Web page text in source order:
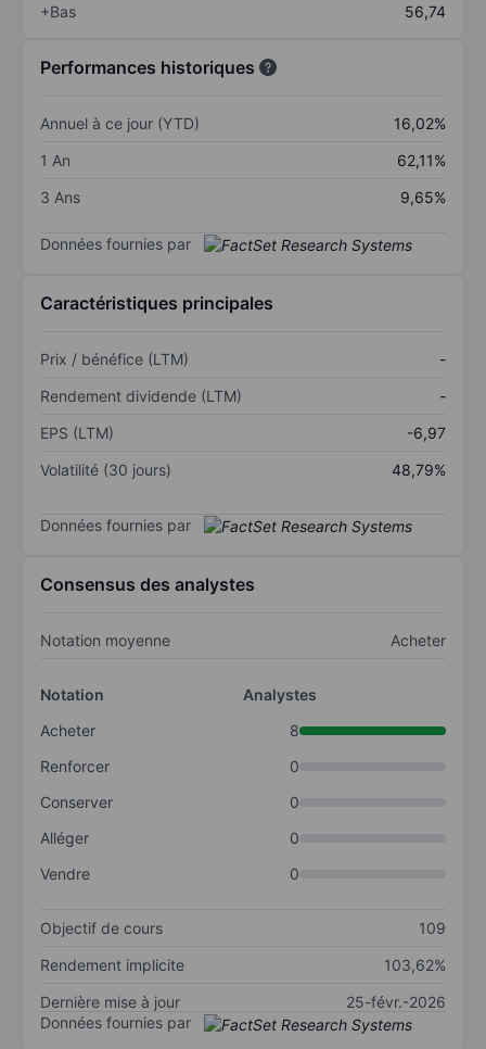
+Bas
56,74
Performances historiques
Annuel à ce jour (YTD)
16,02%
1 An
62,11%
3 Ans
9,65%
Données fournies par
Caractéristiques principales
Prix / bénéfice (LTM)
-
Rendement dividende (LTM)
-
EPS (LTM)
-6,97
Volatilité (30 jours)
48,79%
Données fournies par
Consensus des analystes
Notation moyenne Acheter
Notation
Analystes
Acheter
8
Renforcer
0
Conserver
0
Alléger
0
Vendre
0
Objectif de cours
109
Rendement implicite
103,62%
Dernière mise à jour
25-févr.-2026
Données fournies par